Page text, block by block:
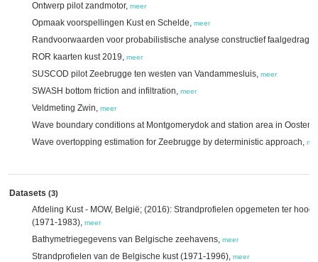
Ontwerp pilot zandmotor, meer
Opmaak voorspellingen Kust en Schelde, meer
Randvoorwaarden voor probabilistische analyse constructief faalgedrag
ROR kaarten kust 2019, meer
SUSCOD pilot Zeebrugge ten westen van Vandammesluis, meer
SWASH bottom friction and infiltration, meer
Veldmeting Zwin, meer
Wave boundary conditions at Montgomerydok and station area in
Wave overtopping estimation for Zeebrugge by deterministic approach,
Datasets (3)
Afdeling Kust - MOW, België; (2016): Strandprofielen opgemeten ter
(1971-1983), meer
Bathymetriegegevens van Belgische zeehavens, meer
Strandprofielen van de Belgische kust (1971-1996), meer